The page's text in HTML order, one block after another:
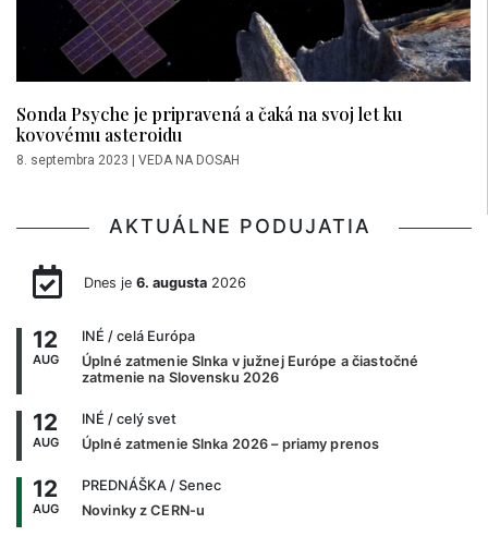
Sonda Psyche je pripravená a čaká na svoj let ku
kovovému asteroidu
8. septembra 2023 VEDA NA DOSAH
AKTUÁLNE PODUJATIA
Dnes je 6. augusta2026
12
AUG
INÉ / celá Európa
Úplné zatmenie Slnka v južnej Európe a čiastočné
zatmenie na Slovensku 2026
12
AUG
INÉ / celý svet
Úplné zatmenie Slnka 2026 – priamy prenos
12
AUG
PREDNÁŠKA / Senec
Novinky z CERN-u